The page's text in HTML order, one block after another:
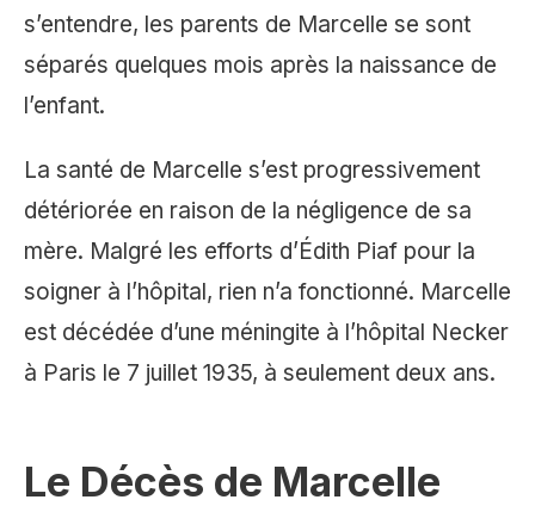
s’entendre, les parents de Marcelle se sont
séparés quelques mois après la naissance de
l’enfant.
La santé de Marcelle s’est progressivement
détériorée en raison de la négligence de sa
mère. Malgré les efforts d’Édith Piaf pour la
soigner à l’hôpital, rien n’a fonctionné. Marcelle
est décédée d’une méningite à l’hôpital Necker
à Paris le 7 juillet 1935, à seulement deux ans.
Le Décès de Marcelle